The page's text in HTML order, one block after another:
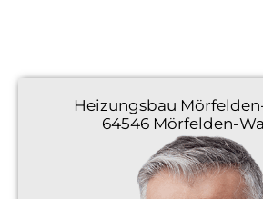
Heizungsbau
64546 Mörfelden-